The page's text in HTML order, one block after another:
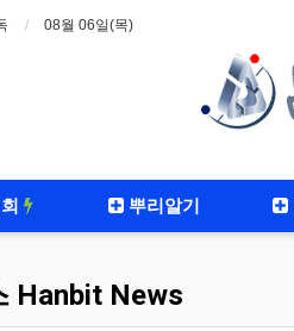
08월 06일(목)
뿌리알기
Hanbit News